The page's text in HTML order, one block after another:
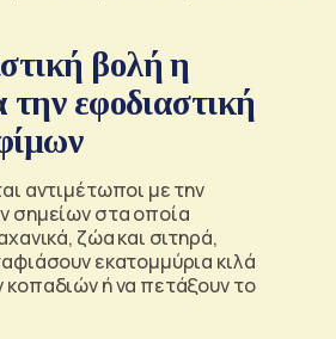
βολή η
την εφοδιαστική
αντιμέτωποι με την
σημείων στα οποία
ζώα και σιτηρά,
εκατομμύρια κιλά
ή να πετάξουν το